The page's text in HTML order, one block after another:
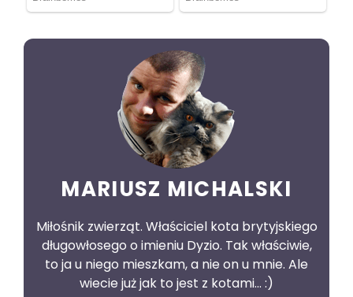
MARIUSZ MICHALSKI
Miłośnik zwierząt. Właściciel kota brytyjskiego
długowłosego o imieniu Dyzio. Tak właściwie,
to ja u niego mieszkam, a nie on u mnie. Ale
wiecie już jak to jest z kotami... :)